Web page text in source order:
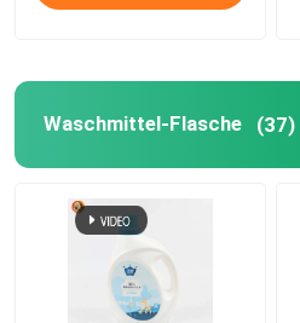
Süßigkeits-Plätzchen-Glas
Plastikflaschenkapsel
Plastikflaschen-Vorformling
Waschmittel-Flasche (37)